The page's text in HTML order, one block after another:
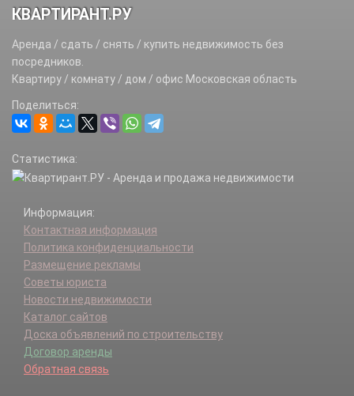
КВАРТИРАНТ.РУ
Аренда / сдать / снять / купить недвижимость без
посредников.
Квартиру / комнату / дом / офис Московская область
Поделиться:
Статистика:
Информация:
Контактная информация
Политика конфиденциальности
Размещение рекламы
Советы юриста
Новости недвижимости
Каталог сайтов
Доска объявлений по строительству
Договор аренды
Обратная связь